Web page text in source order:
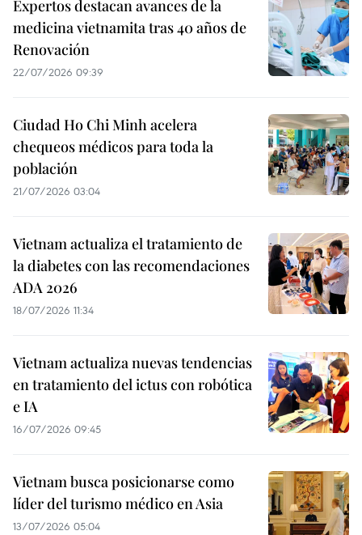
Expertos destacan avances de la
medicina vietnamita tras 40 años de
Renovación
22/07/2026 09:39
Ciudad Ho Chi Minh acelera
chequeos médicos para toda la
población
21/07/2026 03:04
Vietnam actualiza el tratamiento de
la diabetes con las recomendaciones
ADA 2026
18/07/2026 11:34
Vietnam actualiza nuevas tendencias
en tratamiento del ictus con robótica
e IA
16/07/2026 09:45
Vietnam busca posicionarse como
líder del turismo médico en Asia
13/07/2026 05:04